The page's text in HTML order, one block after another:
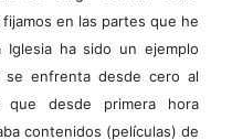
en las partes que he
ha sido un ejemplo
enfrenta desde cero al
que desde primera hora
contenidos (películas) de